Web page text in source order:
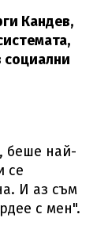
Кандев,
социални
беше най-
се
И аз съм
с мен".